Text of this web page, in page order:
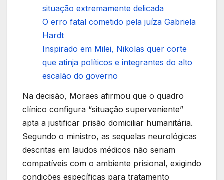
situação extremamente delicada
O erro fatal cometido pela juíza Gabriela
Hardt
Inspirado em Milei, Nikolas quer corte
que atinja políticos e integrantes do alto
escalão do governo
Na decisão, Moraes afirmou que o quadro
clínico configura “situação superveniente”
apta a justificar prisão domiciliar humanitária.
Segundo o ministro, as sequelas neurológicas
descritas em laudos médicos não seriam
compatíveis com o ambiente prisional, exigindo
condições específicas para tratamento